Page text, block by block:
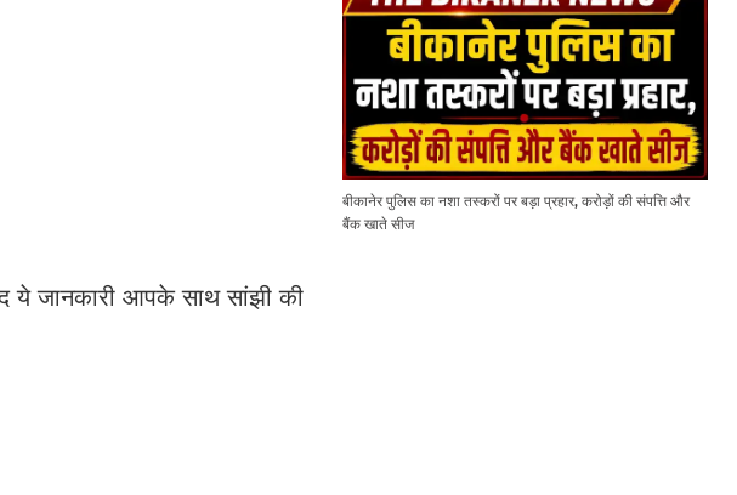
ये जानकारी आपके साथ सांझी की
बीकानेर पुलिस का नशा तस्करों पर बड़ा प्रहार, करोड़ों की संपत्ति और
बैंक खाते सीज